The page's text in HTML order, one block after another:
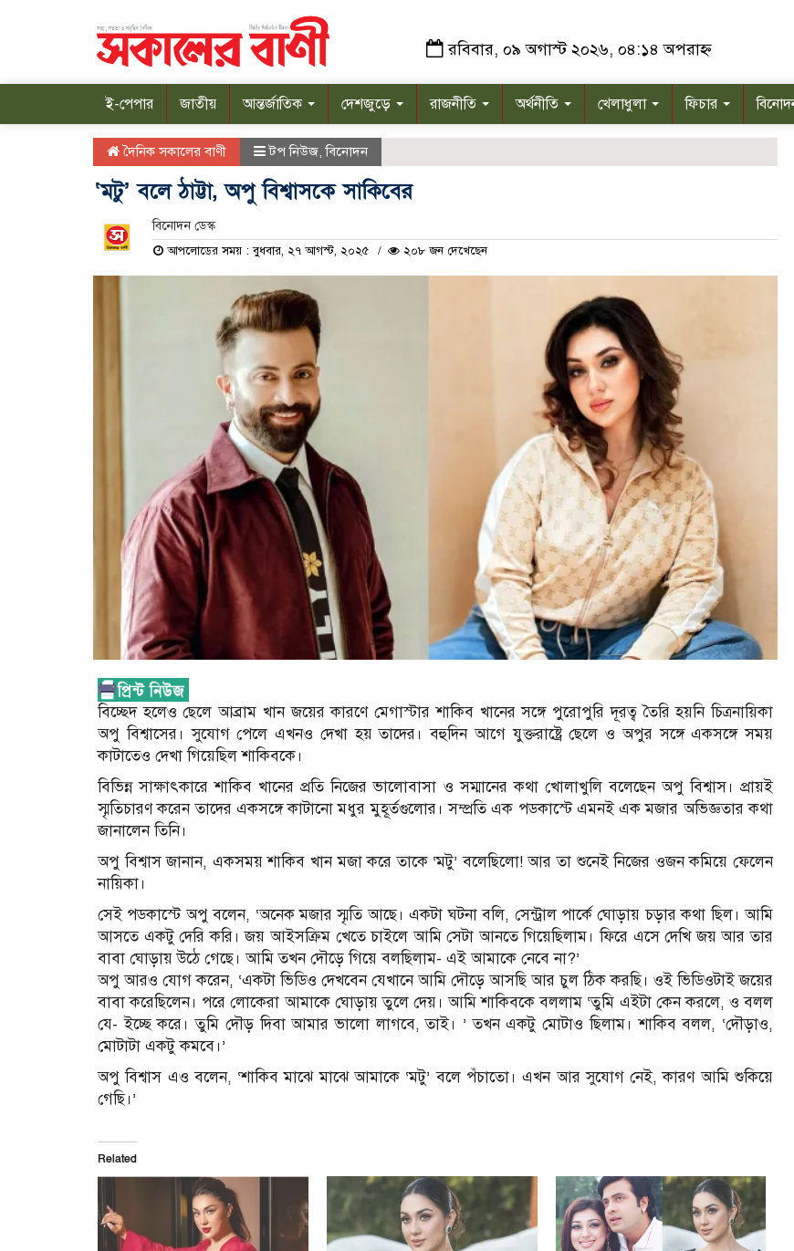
রবিবার, ০৯ অগাস্ট ২০২৬, ০৪:১৪ অপরাহ্ন
ই-পেপার জাতীয় আন্তর্জাতিক দেশজুড়ে রাজনীতি অর্থনীতি খেলাধুলা ফিচার
দৈনিক সকালের বাণী টপ নিউজ ,বিনোদন
‘মটু’ বলে ঠাট্টা, অপু বিশ্বাসকে সাকিবের
বিনোদন ডেস্ক
আপলোডের সময় : বুধবার, ২৭ আগস্ট, ২০২৫ ২০৮ জন দেখেছেন
বিচ্ছেদ হলেও ছেলে আব্রাম খান জয়ের কারণে মেগাস্টার শাকিব খানের সঙ্গে পুরোপুরি দূরত্ব তৈরি হয়নি চিত্রনায়িকা
অপু বিশ্বাসের। সুযোগ পেলে এখনও দেখা হয় তাদের। বহুদিন আগে যুক্তরাষ্ট্রে ছেলে ও অপুর সঙ্গে একসঙ্গে সময়
কাটাতেও দেখা গিয়েছিল শাকিবকে।
বিভিন্ন সাক্ষাৎকারে শাকিব খানের প্রতি নিজের ভালোবাসা ও সম্মানের কথা খোলাখুলি বলেছেন অপু বিশ্বাস। প্রায়ই
স্মৃতিচারণ করেন তাদের একসঙ্গে কাটানো মধুর মুহূর্তগুলোর। সম্প্রতি এক পডকাস্টে এমনই এক মজার অভিজ্ঞতার কথা
জানালেন তিনি।
অপু বিশ্বাস জানান, একসময় শাকিব খান মজা করে তাকে ‘মটু’ বলেছিলো! আর তা শুনেই নিজের ওজন কমিয়ে ফেলেন
নায়িকা।
সেই পডকাস্টে অপু বলেন, ‘অনেক মজার স্মৃতি আছে। একটা ঘটনা বলি, সেন্ট্রাল পার্কে ঘোড়ায় চড়ার কথা ছিল। আমি
আসতে একটু দেরি করি। জয় আইসক্রিম খেতে চাইলে আমি সেটা আনতে গিয়েছিলাম। ফিরে এসে দেখি জয় আর তার
বাবা ঘোড়ায় উঠে গেছে। আমি তখন দৌড়ে গিয়ে বলছিলাম- এই আমাকে নেবে না?’
অপু আরও যোগ করেন, ‘একটা ভিডিও দেখবেন যেখানে আমি দৌড়ে আসছি আর চুল ঠিক করছি। ওই ভিডিওটাই জয়ের
বাবা করেছিলেন। পরে লোকেরা আমাকে ঘোড়ায় তুলে দেয়। আমি শাকিবকে বললাম ‘তুমি এইটা কেন করলে, ও বলল
যে- ইচ্ছে করে। তুমি দৌড় দিবা আমার ভালো লাগবে, তাই। ’ তখন একটু মোটাও ছিলাম। শাকিব বলল, ‘দৌড়াও,
মোটাটা একটু কমবে।’
অপু বিশ্বাস এও বলেন, ‘শাকিব মাঝে মাঝে আমাকে ‘মটু’ বলে পঁচাতো। এখন আর সুযোগ নেই, কারণ আমি শুকিয়ে
গেছি।’
Related